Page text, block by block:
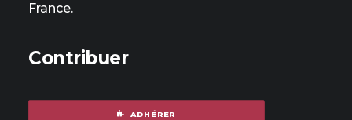
France.
Contribuer
ADHÉRER